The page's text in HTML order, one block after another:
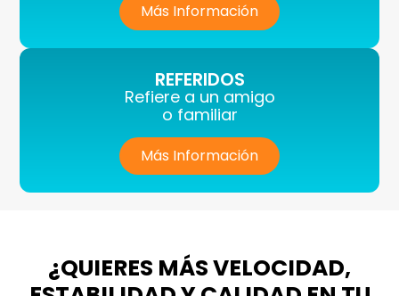
Más Información
REFERIDOS
Refiere a un amigo
o familiar
Más Información
¿QUIERES MÁS VELOCIDAD,